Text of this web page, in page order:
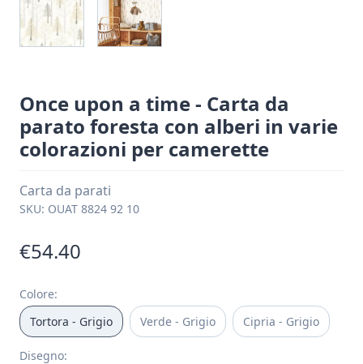
Once upon a time - Carta da
parato foresta con alberi in varie
colorazioni per camerette
Carta da parati
SKU: OUAT 8824 92 10
€54.40
Colore:
Tortora - Grigio
Verde - Grigio Cipria - Grigio
Disegno: